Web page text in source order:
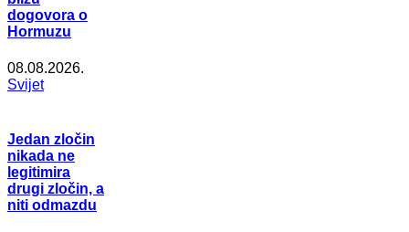
dogovora o
Hormuzu
08.08.2026.
Svijet
Jedan zločin
nikada ne
legitimira
drugi zločin, a
niti odmazdu